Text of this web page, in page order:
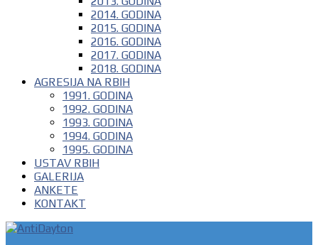
2014. GODINA
2015. GODINA
2016. GODINA
2017. GODINA
2018. GODINA
AGRESIJA NA RBIH
1991. GODINA
1992. GODINA
1993. GODINA
1994. GODINA
1995. GODINA
USTAV RBIH
GALERIJA
ANKETE
KONTAKT